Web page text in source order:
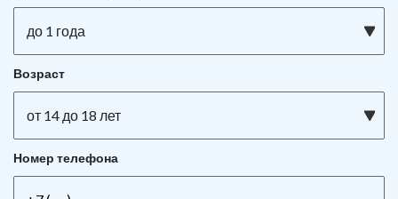
до 1 года
Возраст
от 14 до 18 лет
Номер телефона